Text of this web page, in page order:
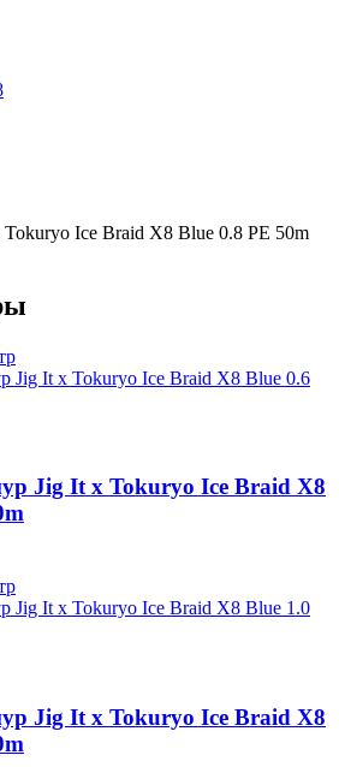
Ice Braid X8 Blue 0.8 PE 50m
Jig It x Tokuryo Ice Braid X8
Jig It x Tokuryo Ice Braid X8